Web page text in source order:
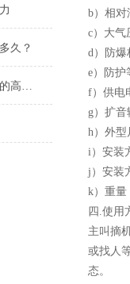
久？
无线水位计在水库、河道中的高效应用
b）相对
c）大气
d）防爆
e）防护
f）供电
g）扩
h）外型
i）安装
j）安装
k）重量
四.使用
主叫摘
或找人
态。